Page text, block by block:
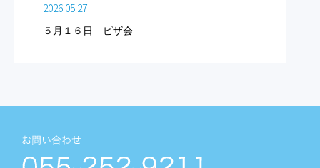
2026.05.27
５月１６日 ピザ会